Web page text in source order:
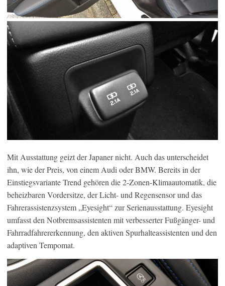
Mit Ausstattung geizt der Japaner nicht. Auch das unterscheidet
ihn, wie der Preis, von einem Audi oder BMW. Bereits in der
Einstiegsvariante Trend gehören die 2-Zonen-Klimaautomatik, die
beheizbaren Vordersitze, der Licht- und Regensensor und das
Fahrerassistenzsystem „Eyesight“ zur Serienausstattung. Eyesight
umfasst den Notbremsassistenten mit verbesserter Fußgänger- und
Fahrradfahrererkennung, den aktiven Spurhalteassistenten und den
adaptiven Tempomat.